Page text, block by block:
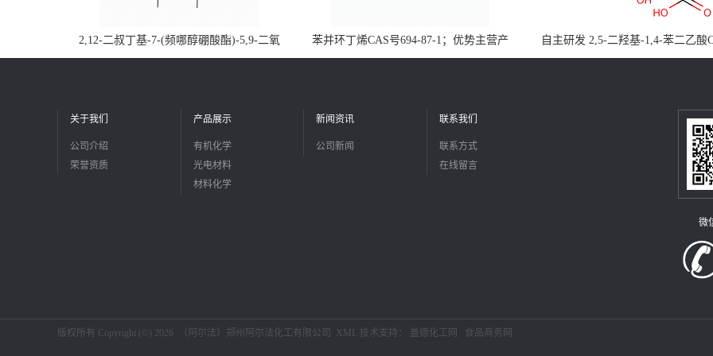
2,12-二叔丁基-7-(频哪醇硼酸酯)-5,9-二氧
杂-13b-硼萘并[3,2,1-de]蒽CAS号2648896-
苯并环丁烯CAS号694-87-1；优势主营产
品，现货直发，大小包装均可
自主研发 2,5-二羟基-1,4-苯二乙酸
5488-16-4；公斤级现货优势供应，
关于我们
公司介绍
荣誉资质
产品展示
有机化学
光电材料
材料化学
新闻资讯
公司新闻
联系我们
联系方式
在线留言
微
版权所有 Copyright (©) 2026 （阿尔法）郑州阿尔法化工有限公司 XML 技术支持： 盖德化工网 食品商务网